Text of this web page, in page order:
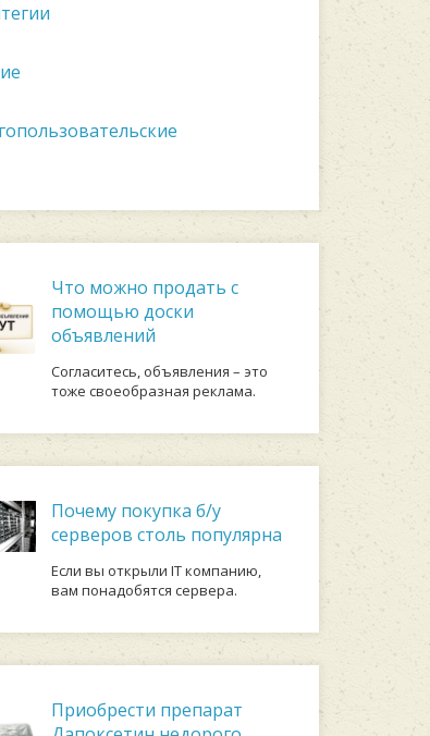
Что можно продать с
помощью доски
объявлений
Согласитесь, объявления – это
тоже своеобразная реклама.
Почему покупка б/у
серверов столь популярна
Если вы открыли IT компанию,
вам понадобятся сервера.
Приобрести препарат